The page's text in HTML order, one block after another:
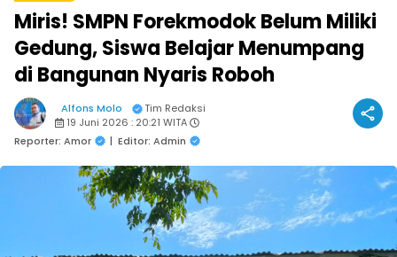
Miris! SMPN Forekmodok Belum Miliki
Gedung, Siswa Belajar Menumpang
di Bangunan Nyaris Roboh
Alfons Molo
Tim Redaksi
19 Juni 2026 : 20:21 WITA
Reporter: Amor
| Editor: Admin